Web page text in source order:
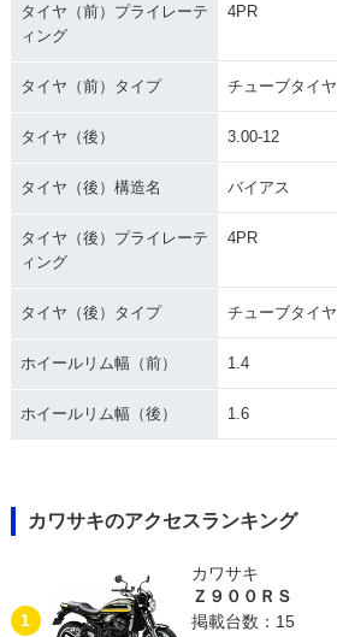
タイヤ（前）プライレーテ
ィング
4PR
タイヤ（前）タイプ チューブタイヤ
タイヤ（後） 3.00-12
タイヤ（後）構造名 バイアス
タイヤ（後）プライレーテ
ィング
4PR
タイヤ（後）タイプ チューブタイヤ
ホイールリム幅（前） 1.4
ホイールリム幅（後） 1.6
カワサキのアクセスランキング
1
カワサキ
Ｚ９００ＲＳ
掲載台数：15